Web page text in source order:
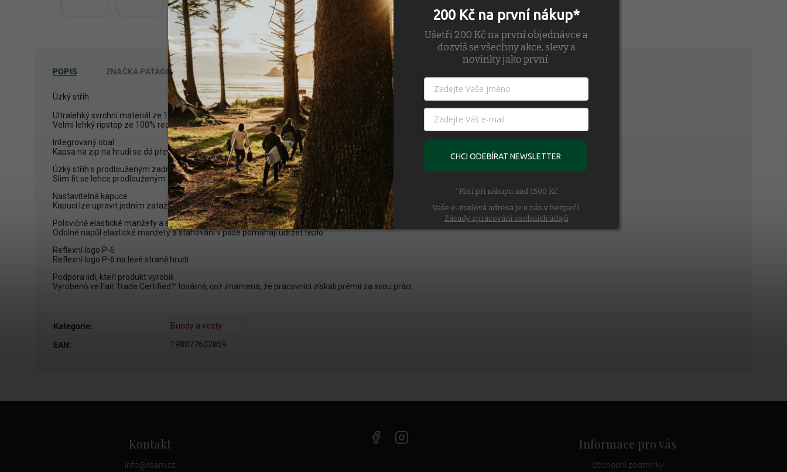
POPIS ZNAČKA PATAGONIA
Úzký střih
Ultralehký svrchní materiál ze 100% recyklovaného nylonu
Velmi lehký ripstop ze 100% recyklovaného nylonu s vodoodpudivou úpravou (DWR) bez záměrně přidaných PFAS, která odolá lehké vlhkosti
Integrovaný obal
Kapsa na zip na hrudi se dá převrátit do podoby obalu s zesíleným poutkem pro připnutí karabiny
Úzký střih s prodlouženým zadním lemem
Slim fit se lehce prodlouženým zadním dílem pro lepší krytí při pohybu
Nastavitelná kapuce
Kapuci lze upravit jedním zatažením a neomezuje periferní vidění
Polovičně elastické manžety a stahovací spodní lem
Odolné napůl elastické manžety a stahování v pase pomáhají udržet teplo
Reflexní logo P-6
Reflexní logo P-6 na levé straně hrudi
Podpora lidí, kteří produkt vyrobili
Vyrobeno ve Fair Trade Certified™ továrně, což znamená, že pracovníci získali prémii za svou práci
Kategorie: Bundy a vesty
EAN: 198077602859
Kontakt
info@roam.cz
Informace pro vás
Obchodní podmínky
200 Kč na první nákup*
Ušetři 200 Kč na první objednávce a
dozvíš se všechny akce, slevy a
novinky jako první.
CHCI ODEBÍRAT NEWSLETTER
*Platí při nákupu nad 1500 Kč
Vaše e-mailová adresa je u nás v bezpečí.
Zásady zpracování osobních údajů